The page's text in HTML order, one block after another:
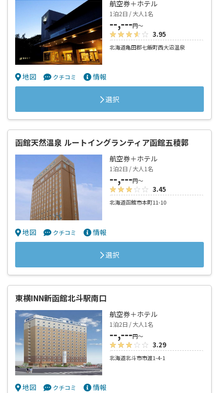
航空券＋ホテル
1泊2日 / 大人1名
--,---円～
3.95
北海道亀田郡七飯町西大沼温泉
地図 クチコミ 情報
選択
函館天然温泉 ルートイングランティア函館五稜郭
航空券＋ホテル
1泊2日 / 大人1名
--,---円～
3.45
北海道函館市本町11-10
地図 クチコミ 情報
選択
東横INN新函館北斗駅南口
航空券＋ホテル
1泊2日 / 大人1名
--,---円～
3.29
北海道北斗市市渡1-4-1
地図 クチコミ 情報